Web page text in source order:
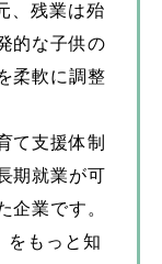
、残業は殆
的な子供の
柔軟に調整
て支援体制
期就業が可
企業です。
をもっと知